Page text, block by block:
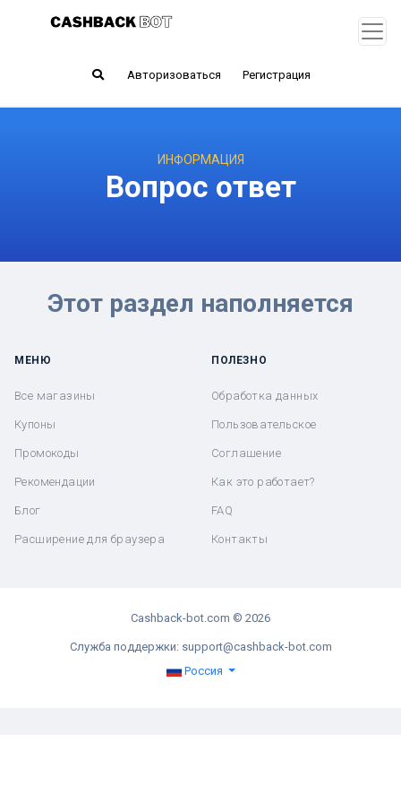
Авторизоваться Регистрация
ИНФОРМАЦИЯ
Вопрос ответ
Этот раздел наполняется
МЕНЮ
Все магазины
Купоны
Промокоды
Рекомендации
Блог
Расширение для браузера
ПОЛЕЗНО
Обработка данных
Пользовательское
Соглашение
Как это работает?
FAQ
Контакты
Cashback-bot.com © 2026
Служба поддержки: support@cashback-bot.com
Россия